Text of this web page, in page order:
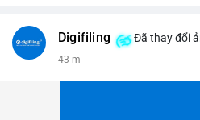
#vlikevn #titanbot
Digifiling Đã thay đổi
43 m